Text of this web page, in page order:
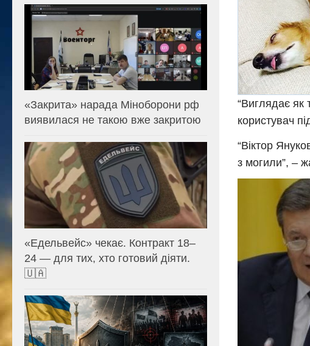
“Виглядає як
користувач
“Віктор
з мoгили”, –
«Закрита» нарада Міноборони рф
виявилася не такою вже закритою
«Едельвейс» чекає. Контракт 18–
24 — для тих, хто готовий діяти.
🇺🇦